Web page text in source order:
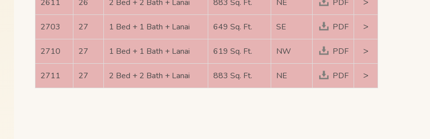
2611 26 2 Bed + 2 Bath + Lanai 883 Sq. Ft. NE PDF
2703 27 1 Bed + 1 Bath + Lanai 649 Sq. Ft. SE PDF >
2710 27 1 Bed + 1 Bath + Lanai 619 Sq. Ft. NW PDF >
2711 27 2 Bed + 2 Bath + Lanai 883 Sq. Ft. NE PDF >